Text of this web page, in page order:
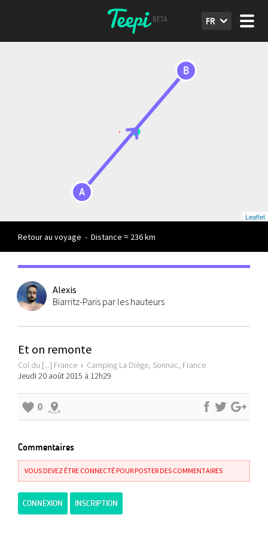
FR
A
B
Leaflet
Retour au voyage - Distance ≈ 236 km
Alexis
Biarritz-Paris par les hauteurs
Et on remonte
Col du [...] France › Camping La Diège, Sonnac, France
Jeudi 20 août 2015 à 12h29
0
Commentaires
VOUS DEVEZ ÊTRE CONNECTÉ POUR POSTER DES COMMENTAIRES
CONNEXION INSCRIPTION